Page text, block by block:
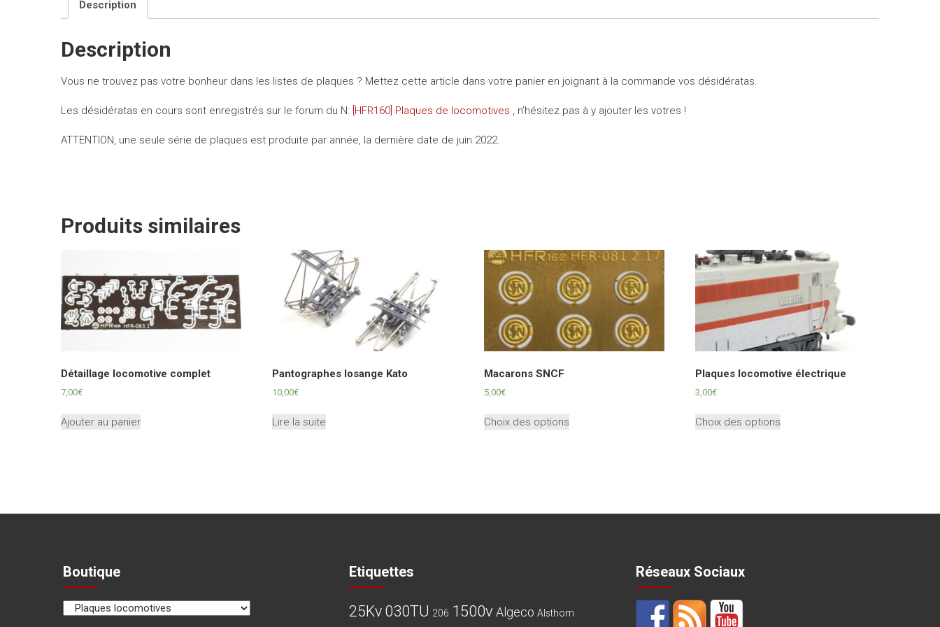
Description
Description
Vous ne trouvez pas votre bonheur dans les listes de plaques ? Mettez cette article dans votre panier en joignant à la commande vos désidératas.
Les désidératas en cours sont enregistrés sur le forum du N: [HFR160] Plaques de locomotives , n’hésitez pas à y ajouter les votres !
ATTENTION, une seule série de plaques est produite par année, la dernière date de juin 2022.
Produits similaires
Détaillage locomotive complet
7,00€
Ajouter au panier
Pantographes losange Kato
10,00€
Lire la suite
Macarons SNCF
5,00€
Choix des optionsproduit
du
Plaques locomotive électrique
3,00€
Choix des options
Boutique Etiquettes
25Kv 030TU 206 1500v Algeco Alsthom
Réseaux Sociaux